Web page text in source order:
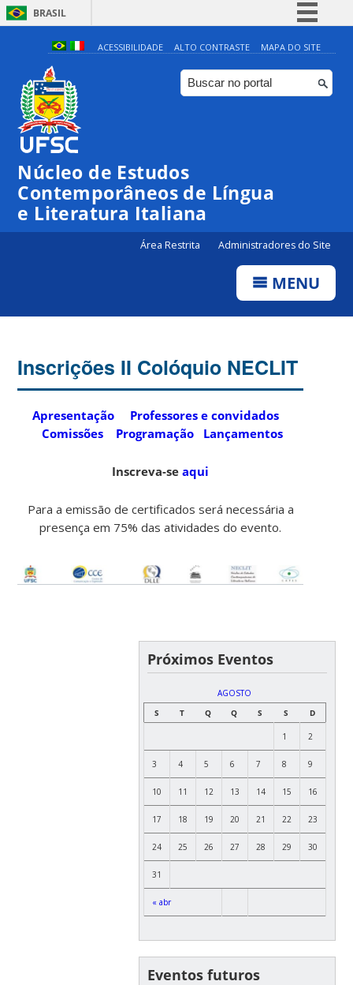
BRASIL
Simplifique!
Comunica BR
Participe
ACESSIBILIDADE ALTO CONTRASTE MAPA DO SITE
Núcleo de Estudos
Contemporâneos de Língua
e Literatura Italiana
Área Restrita Administradores do Site
MENU
Inscrições II Colóquio NECLIT
Apresentação
Professores e convidados
Comissões
Programação Lançamentos
Inscreva-seaqui
Para a emissão de certificados será necessária a
presença em 75% das atividades do evento.
Próximos Eventos
AGOSTO
S
T Q Q S S D
« abr
1 2
3 4 5 6 7 8 9
10 11 12 13 14 15 16
17 18 19 20 21 22 23
24 25 26 27 28 29 30
31
Eventos futuros